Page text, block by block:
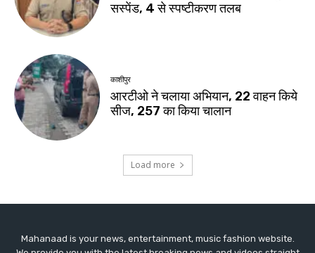
Mahanaad is your news, entertainment, music fashion website.